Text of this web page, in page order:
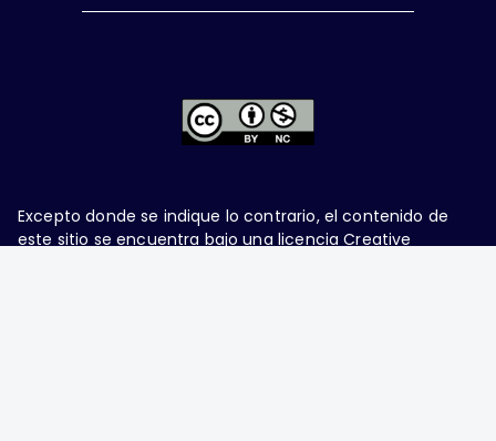
Excepto donde se indique lo contrario, el contenido de
este sitio se encuentra bajo una licencia Creative